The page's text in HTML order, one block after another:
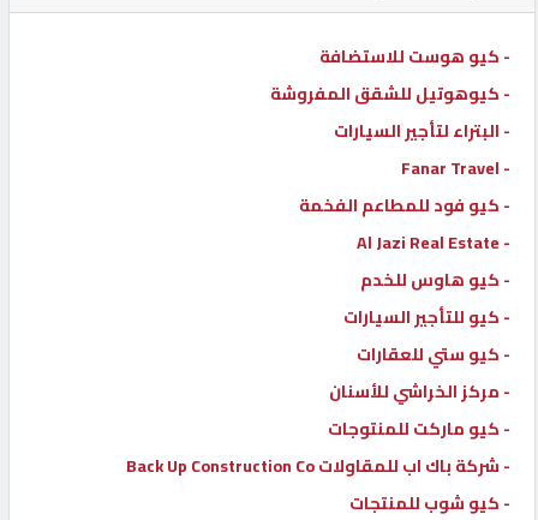
الدليل
القطري
POWERED
QHOST
- كيو هوست للاستضافة
- كيوهوتيل للشقق المفروشة
- البتراء لتأجير السيارات
- Fanar Travel
- كيو فود للمطاعم الفخمة
- Al Jazi Real Estate
- كيو هاوس للخدم
- كيو للتأجير السيارات
- كيو ستي للعقارات
- مركز الخراشي للأسنان
- كيو ماركت للمنتوجات
- شركة باك اب للمقاولات Back Up Construction Co
- كيو شوب للمنتجات